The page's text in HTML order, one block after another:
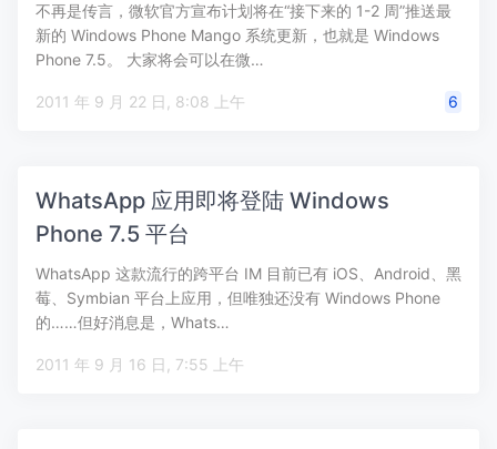
不再是传言，微软官方宣布计划将在“接下来的 1-2 周”推送最
新的 Windows Phone Mango 系统更新，也就是 Windows
Phone 7.5。 大家将会可以在微…
2011 年 9 月 22 日, 8:08 上午 6
WhatsApp 应用即将登陆 Windows
Phone 7.5 平台
WhatsApp 这款流行的跨平台 IM 目前已有 iOS、Android、黑
莓、Symbian 平台上应用，但唯独还没有 Windows Phone
的……但好消息是，Whats…
2011 年 9 月 16 日, 7:55 上午